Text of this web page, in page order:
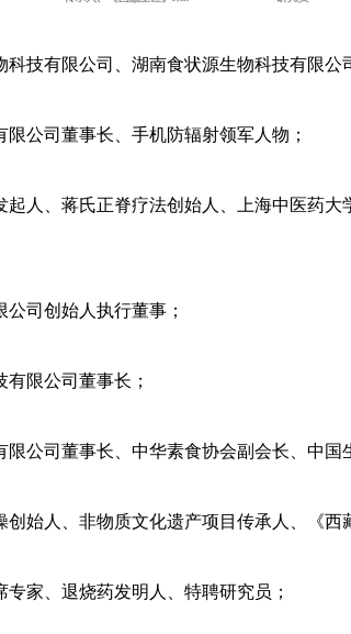
科技有限公司、湖南食状源生物科技有限
公司董事长、手机防辐射领军人物；
起人、蒋氏正脊疗法创始人、上海中医药
司创始人执行董事；
有限公司董事长；
限公司董事长、中华素食协会副会长、中
创始人、非物质文化遗产项目传承人、《西
专家、退烧药发明人、特聘研究员；